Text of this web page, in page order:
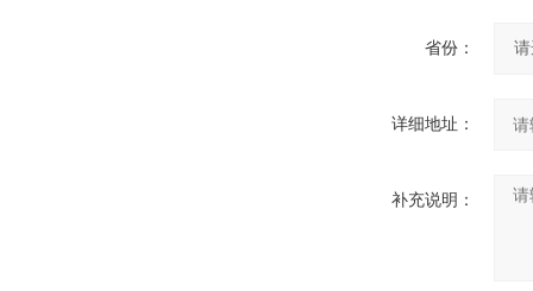
省份：
详细地址：
补充说明：